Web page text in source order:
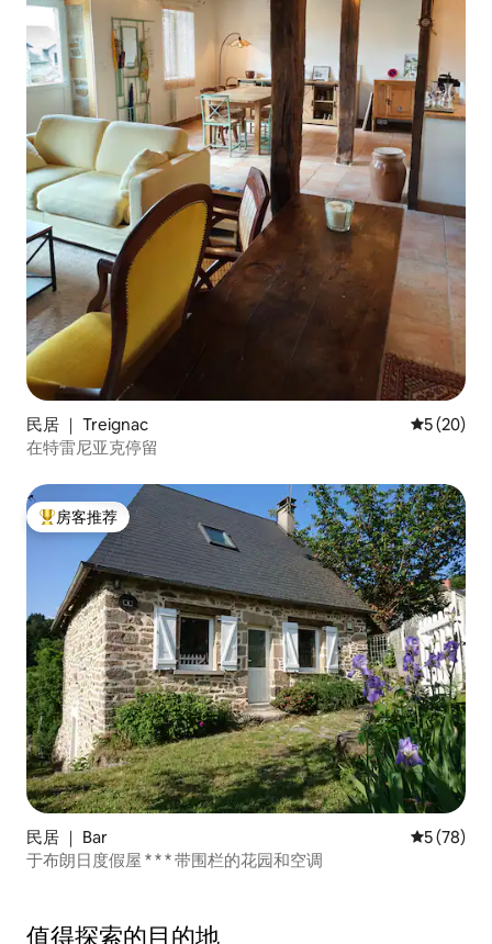
民居 ｜ Treignac 平均评分
5 (20)
在特雷尼亚克停留
热门「房客推荐」
房客推荐
民居 ｜ Bar 平均评分
5 (78)
于布朗日度假屋 * * * 带围栏的花园和空调
值得探索的目的地